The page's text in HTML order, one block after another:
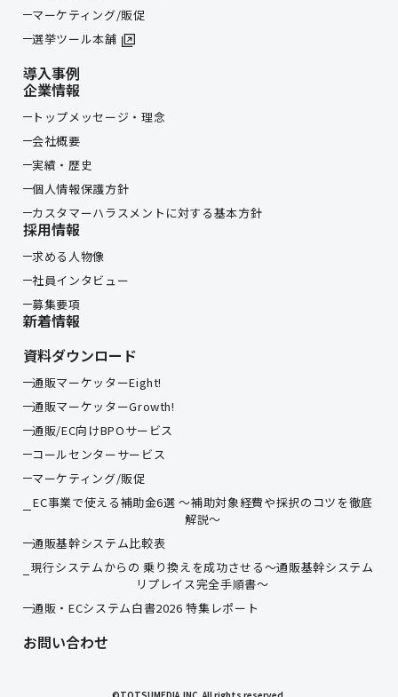
マーケティング/販促
選挙ツール本舗
導入事例
企業情報
トップメッセージ・理念
会社概要
実績・歴史
個人情報保護方針
カスタマーハラスメントに対する基本方針
採用情報
求める人物像
社員インタビュー
募集要項
新着情報
資料ダウンロード
通販マーケッターEight!
通販マーケッターGrowth!
通販/EC向けBPOサービス
コールセンターサービス
マーケティング/販促
EC事業で使える補助金6選 ～補助対象経費や採択のコツを徹底
解説～
通販基幹システム比較表
現行システムからの 乗り換えを成功させる〜通販基幹システム
リプレイス完全手順書〜
通販・ECシステム白書2026 特集レポート
お問い合わせ